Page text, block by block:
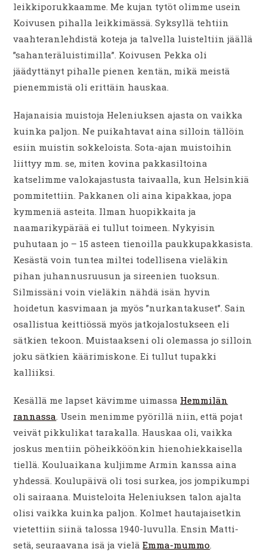
leikkiporukkaamme. Me kujan tytöt olimme usein
Koivusen pihalla leikkimässä. Syksyllä tehtiin
vaahteranlehdistä koteja ja talvella luisteltiin jäällä
”sahanteräluistimilla”. Koivusen Pekka oli
jäädyttänyt pihalle pienen kentän, mikä meistä
pienemmistä oli erittäin hauskaa.
Hajanaisia muistoja Heleniuksen ajasta on vaikka
kuinka paljon. Ne puikahtavat aina silloin tällöin
esiin muistin sokkeloista. Sota-ajan muistoihin
liittyy mm. se, miten kovina pakkasiltoina
katselimme valokajastusta taivaalla, kun Helsinkiä
pommitettiin. Pakkanen oli aina kipakkaa, jopa
kymmeniä asteita. Ilman huopikkaita ja
naamarikypärää ei tullut toimeen. Nykyisin
puhutaan jo – 15 asteen tienoilla paukkupakkasista.
Kesästä voin tuntea miltei todellisena vieläkin
pihan juhannusruusun ja sireenien tuoksun.
Silmissäni voin vieläkin nähdä isän hyvin
hoidetun kasvimaan ja myös ”nurkantakuset”. Sain
osallistua keittiössä myös jatkojalostukseen eli
sätkien tekoon. Muistaakseni oli olemassa jo silloin
joku sätkien käärimiskone. Ei tullut tupakki
kalliiksi.
Kesällä me lapset kävimme uimassa Hemmilän
rannassa. Usein menimme pyörillä niin, että pojat
veivät pikkulikat tarakalla. Hauskaa oli, vaikka
joskus mentiin pöheikköönkin hienohiekkaisella
tiellä. Kouluaikana kuljimme Armin kanssa aina
yhdessä. Koulupäivä oli tosi surkea, jos jompikumpi
oli sairaana. Muisteloita Heleniuksen talon ajalta
olisi vaikka kuinka paljon. Kolmet hautajaisetkin
vietettiin siinä talossa 1940-luvulla. Ensin Matti-
setä, seuraavana isä ja vieläEmma-mummo.